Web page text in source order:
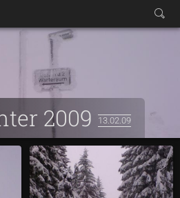
2009 13.02.09